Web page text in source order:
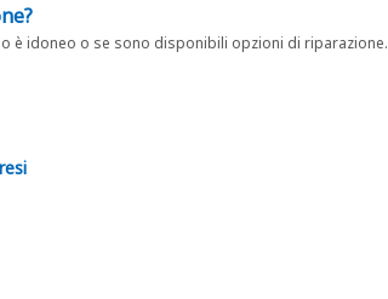
è idoneo o se sono disponibili opzioni di riparazione.